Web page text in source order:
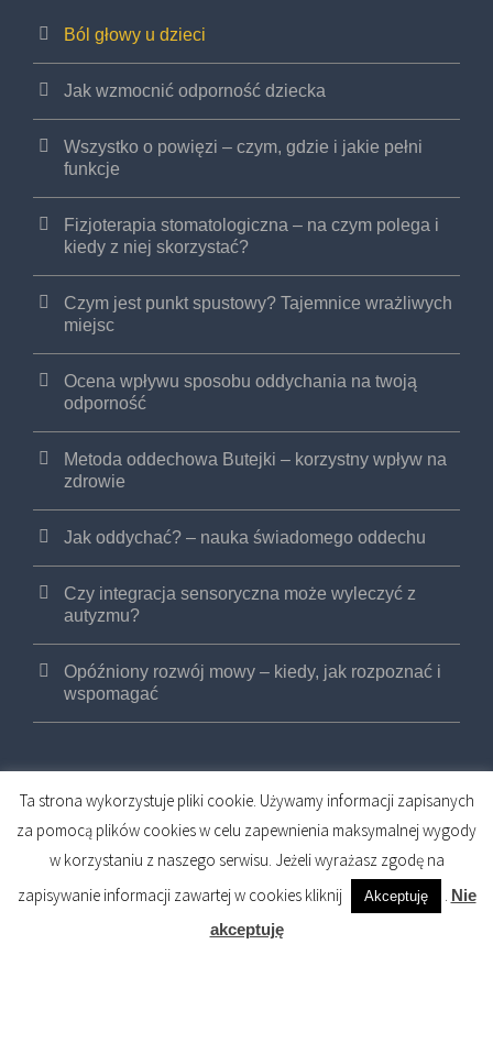
Ból głowy u dzieci
Jak wzmocnić odporność dziecka
Wszystko o powięzi – czym, gdzie i jakie pełni
funkcje
Fizjoterapia stomatologiczna – na czym polega i
kiedy z niej skorzystać?
Czym jest punkt spustowy? Tajemnice wrażliwych
miejsc
Ocena wpływu sposobu oddychania na twoją
odporność
Metoda oddechowa Butejki – korzystny wpływ na
zdrowie
Jak oddychać? – nauka świadomego oddechu
Czy integracja sensoryczna może wyleczyć z
autyzmu?
Opóźniony rozwój mowy – kiedy, jak rozpoznać i
wspomagać
COPYRIGHT 2017 FIZJOMED PRYWATNE
CENTRUM OSTEOPATII I FIZJOTERAPII (R)
Ta strona wykorzystuje pliki cookie. Używamy informacji zapisanych
za pomocą plików cookies w celu zapewnienia maksymalnej wygody
w korzystaniu z naszego serwisu. Jeżeli wyrażasz zgodę na
zapisywanie informacji zawartej w cookies kliknij
Akceptuję . Nie
akceptuję